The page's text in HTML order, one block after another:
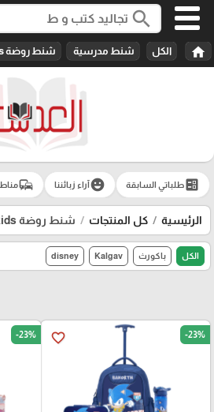
search
home الكل شنط مدرسية شنط روضة kids
ballotطلباتي السابقة emoji_emotionsآراء زبائننا commute
الرئيسية كل المنتجات شنط روضة kids
الكل باكورث Kalgav
disney
favorite_border -23%
-23%